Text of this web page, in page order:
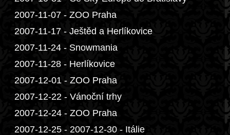
2007-11-07 - ZOO Praha
2007-11-17 - Ještěd a Herlíkovice
2007-11-24 - Snowmania
2007-11-28 - Herlíkovice
2007-12-01 - ZOO Praha
2007-12-22 - Vánoční trhy
2007-12-24 - ZOO Praha
2007-12-25 - 2007-12-30 - Itálie